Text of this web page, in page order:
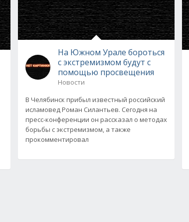
На Южном Урале бороться
с экстремизмом будут с
помощью просвещения
Новости
В Челябинск прибыл известный российский
исламовед Роман Силантьев. Сегодня на
пресс-конференции он рассказал о методах
борьбы с экстремизмом, а также
прокомментировал